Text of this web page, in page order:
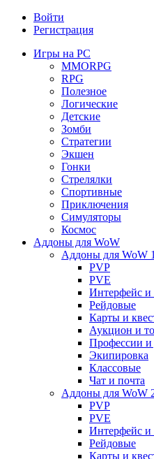
Войти
Регистрация
Игры на PC
MMORPG
RPG
Полезное
Логические
Детские
Зомби
Стратегии
Экшен
Гонки
Стрелялки
Спортивные
Приключения
Симуляторы
Космос
Аддоны для WoW
Аддоны для WoW
PVP
PVE
Интерфейс и
Рейдовые
Карты и
Аукцион и
Профессии и
Экипировка
Классовые
Чат и почта
Аддоны для WoW
PVP
PVE
Интерфейс и
Рейдовые
Карты и